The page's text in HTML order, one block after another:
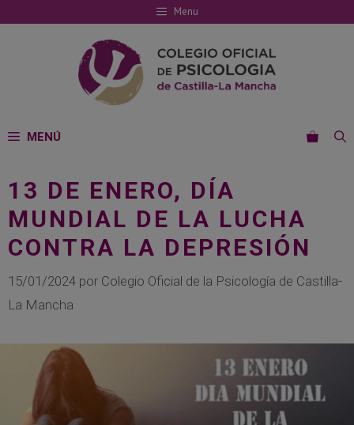
al
Menu
MENÚ
13 DE ENERO, DÍA
MUNDIAL DE LA LUCHA
CONTRA LA DEPRESIÓN
15/01/2024 por Colegio Oficial de la Psicología de Castilla-
La Mancha